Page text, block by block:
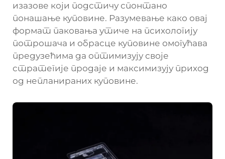
изазове који подстичу спонтано
понашање куповине. Разумевање како овај
формат паковања утиче на психологију
потрошача и обрасце куповине омогућава
предузећима да оптимизују своје
стратегије продаје и максимизују приход
од непланираних куповине.